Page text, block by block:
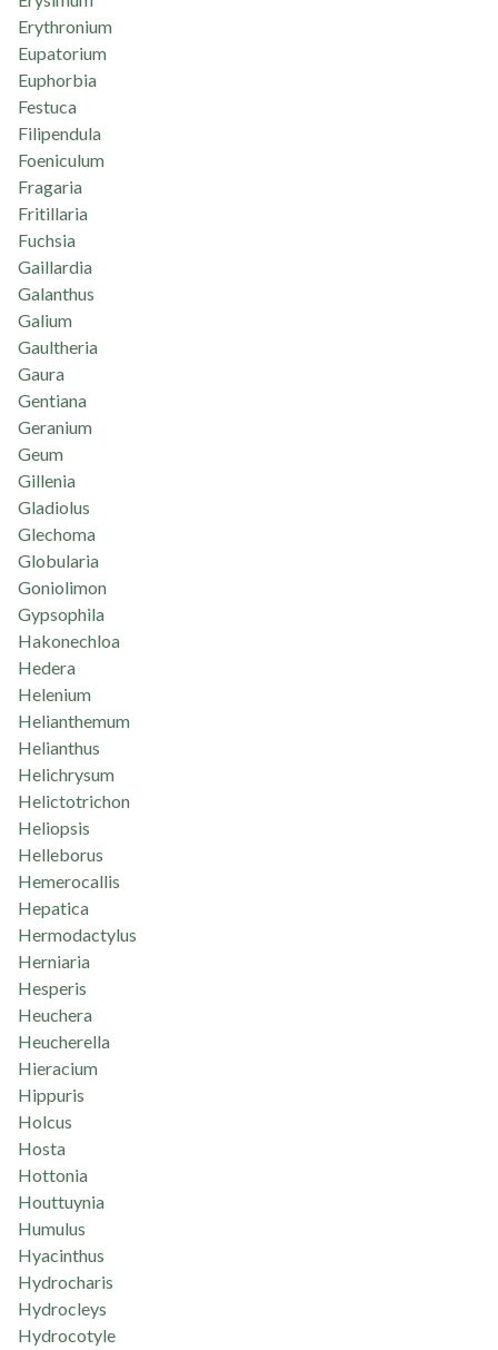
Erythronium
Eupatorium
Euphorbia
Festuca
Filipendula
Foeniculum
Fragaria
Fritillaria
Fuchsia
Gaillardia
Galanthus
Galium
Gaultheria
Gaura
Gentiana
Geranium
Geum
Gillenia
Gladiolus
Glechoma
Globularia
Goniolimon
Gypsophila
Hakonechloa
Hedera
Helenium
Helianthemum
Helianthus
Helichrysum
Helictotrichon
Heliopsis
Helleborus
Hemerocallis
Hepatica
Hermodactylus
Herniaria
Hesperis
Heuchera
Heucherella
Hieracium
Hippuris
Holcus
Hosta
Hottonia
Houttuynia
Humulus
Hyacinthus
Hydrocharis
Hydrocleys
Hydrocotyle